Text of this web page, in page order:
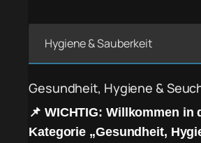
Hygiene & Sauberkeit
Gesundheit, Hygiene &
📌 WICHTIG: Willkommen in
Kategorie „Gesundheit,